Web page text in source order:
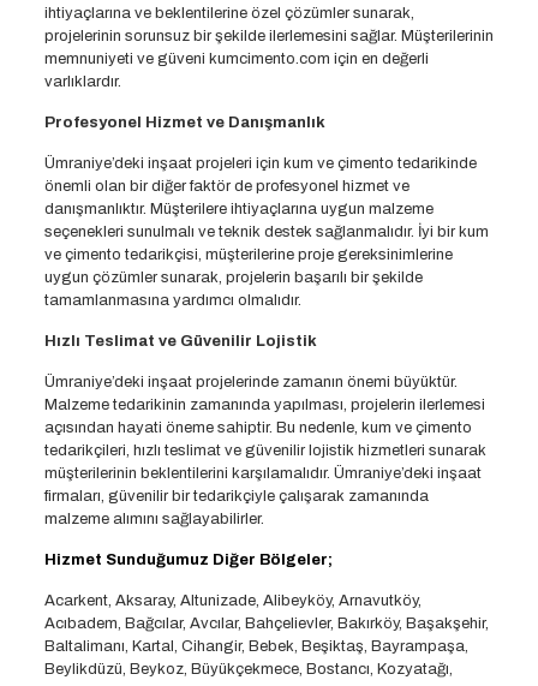
ihtiyaçlarına ve beklentilerine özel çözümler sunarak,
projelerinin sorunsuz bir şekilde ilerlemesini sağlar. Müşterilerinin
memnuniyeti ve güveni kumcimento.com için en değerli
varlıklardır.
Profesyonel Hizmet ve Danışmanlık
Ümraniye’deki inşaat projeleri için kum ve çimento tedarikinde
önemli olan bir diğer faktör de profesyonel hizmet ve
danışmanlıktır. Müşterilere ihtiyaçlarına uygun malzeme
seçenekleri sunulmalı ve teknik destek sağlanmalıdır. İyi bir kum
ve çimento tedarikçisi, müşterilerine proje gereksinimlerine
uygun çözümler sunarak, projelerin başarılı bir şekilde
tamamlanmasına yardımcı olmalıdır.
Hızlı Teslimat ve Güvenilir Lojistik
Ümraniye’deki inşaat projelerinde zamanın önemi büyüktür.
Malzeme tedarikinin zamanında yapılması, projelerin ilerlemesi
açısından hayati öneme sahiptir. Bu nedenle, kum ve çimento
tedarikçileri, hızlı teslimat ve güvenilir lojistik hizmetleri sunarak
müşterilerinin beklentilerini karşılamalıdır. Ümraniye’deki inşaat
firmaları, güvenilir bir tedarikçiyle çalışarak zamanında
malzeme alımını sağlayabilirler.
Hizmet Sunduğumuz Diğer Bölgeler;
Acarkent, Aksaray, Altunizade, Alibeyköy, Arnavutköy,
Acıbadem, Bağcılar, Avcılar, Bahçelievler, Bakırköy, Başakşehir,
Baltalimanı, Kartal, Cihangir, Bebek, Beşiktaş, Bayrampaşa,
Beylikdüzü, Beykoz, Büyükçekmece, Bostancı, Kozyatağı,